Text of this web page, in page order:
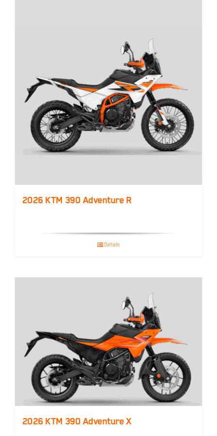
2026 KTM 390 Adventure R
Details
2026 KTM 390 Adventure X